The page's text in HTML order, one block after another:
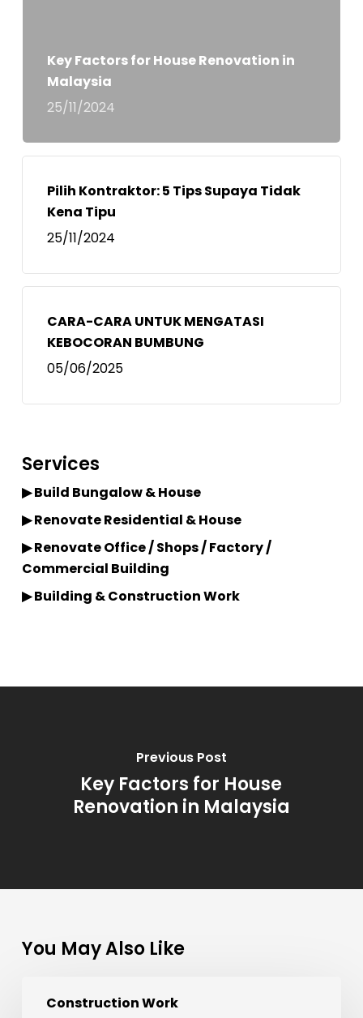
Key Factors for House Renovation in
Malaysia
25/11/2024
Pilih Kontraktor: 5 Tips Supaya Tidak
Kena Tipu
25/11/2024
CARA-CARA UNTUK MENGATASI
KEBOCORAN BUMBUNG
05/06/2025
Services
▶ Build Bungalow & House
▶ Renovate Residential & House
▶ Renovate Office / Shops / Factory /
Commercial Building
▶ Building & Construction Work
Previous Post
Key Factors for House
Renovation in Malaysia
You May Also Like
Construction Work
Pembinaan